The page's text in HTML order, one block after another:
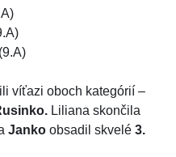
(9.A)
víťazi oboch kategórií –
Liliana skončila
Janko obsadil skvelé 3.